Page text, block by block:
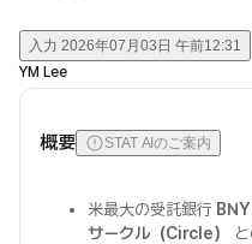
入力 2026年07月03日 午前12:31
YM Lee
概要 STAT AIのご案内
米最大の受託銀行 BNY
サークル（Circle）